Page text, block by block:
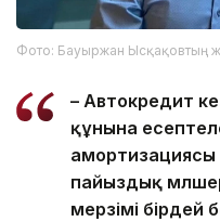
Фото: Бауыржан Ысқақовтың
– Автокредит
құнына
амортизациясы
пайыздық
мерзімі бірдей